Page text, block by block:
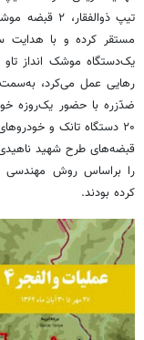
تیپ
مستقر کرده و با
یک‌دستگاه موشک انداز
رهایی عمل می‌کرد،
۲۰ دستگاه تانک و
قبضه‌های طرح شهید ناهیدی
را براساس روش مهندسی
کرده بودند.